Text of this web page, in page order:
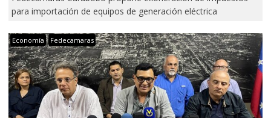
para importación de equipos de generación eléctrica
Economía Fedecamaras